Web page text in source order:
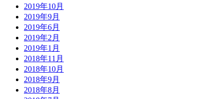
2019年10月
2019年9月
2019年6月
2019年2月
2019年1月
2018年11月
2018年10月
2018年9月
2018年8月